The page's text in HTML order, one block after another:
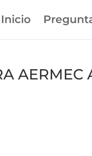
Inicio
AERMEC